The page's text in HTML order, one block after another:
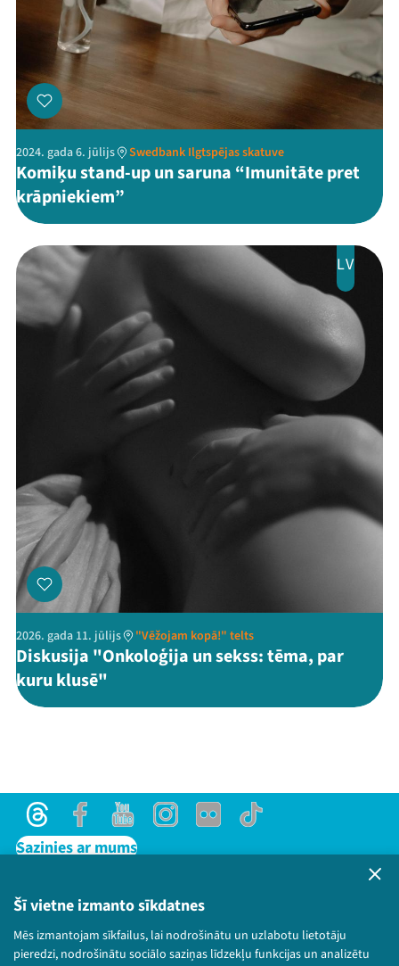
Šī vietne izmanto sīkdatnes
Mēs izmantojam sīkfailus, lai nodrošinātu un uzlabotu lietotāju
pieredzi, nodrošinātu sociālo saziņas līdzekļu funkcijas un analizētu
2024. gada 6. jūlijs Swedbank Ilgtspējas skatuve
Komiķu stand-up un saruna “Imunitāte pret
krāpniekiem”
LV
2026. gada 11. jūlijs "Vēžojam kopā!" telts
Diskusija "Onkoloģija un sekss: tēma, par
kuru klusē"
ThreadsFacebookYoutubeInstagram
Flick TikTok
Sazinies ar mums
Lietošanas noteikumi un sīkdatņu politika
Bērnu aizsardzības politika
© 2026 Sarunu festivāls LAMPA Visas tiesības